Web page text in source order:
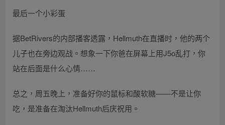
最后一个小彩蛋
据BetRivers的内部播客透露，Hellmuth在直播时，他的两个
儿子也在旁边观战。想象一下你爸在屏幕上用J5o乱打，你
站在后面是什么心情……
总之，周五晚上，准备好你的鼠标和酸软糖——不是让你
吃，是准备在淘汰Hellmuth后庆祝用。